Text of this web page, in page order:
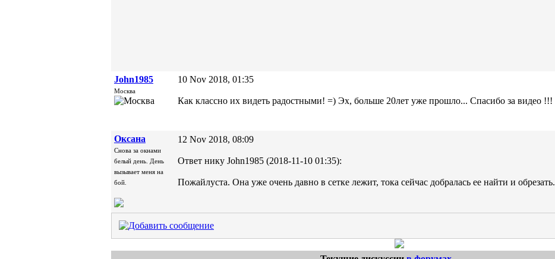
John1985
Москва
10 Nov 2018, 01:35
Как классно их видеть радостными! =) Эх, больше 20лет уже прошло... Спасибо за видео !!!
Oксана
Снова за окнами
белый день. День
вызывает меня на
бой.
12 Nov 2018, 08:09
Ответ нику John1985 (2018-11-10 01:35):
Пожайлуста. Она уже очень давно в сетке лежит, тока сейчас добралась ее найти и обрезать.